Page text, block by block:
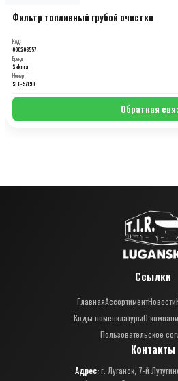
Фильтр топливный грубой очистки
Код:
000206557
Бренд:
Sakura
Номер:
SFC-57190
Обратная
Ссылки
ГлавнаяАссортиментНовости
Коды номенклатурыО
Пользовательское
Контакты
Адрес:г. Луганск, 7-й